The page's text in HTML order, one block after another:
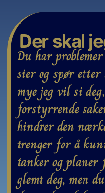
Der skal
Du har
sier og spør etter
mye jeg vil si
forstyrrende
hindrer den
trenger for å
tanker og planer
glemt deg, men